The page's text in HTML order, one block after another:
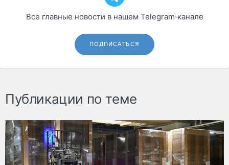
Все главные новости в нашем Telegram‑канале
ПОДПИСАТЬСЯ
Публикации по теме